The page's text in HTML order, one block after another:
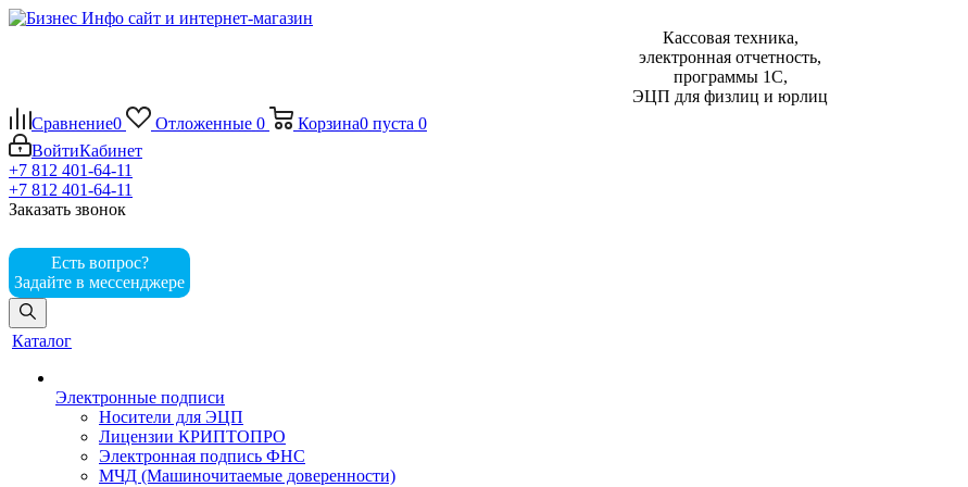
Кассовая техника,
электронная отчетность,
программы 1С,
ЭЦП для физлиц и юрлиц
Сравнение0 Отложенные 0 Корзина0 пуста 0
ВойтиКабинет
+7 812 401-64-11
+7 812 401-64-11
Заказать звонок
Есть вопрос?
Задайте в мессенджере
Каталог
Электронные подписи
Носители для ЭЦП
Лицензии КРИПТОПРО
Электронная подпись ФНС
МЧД (Машиночитаемые доверенности)